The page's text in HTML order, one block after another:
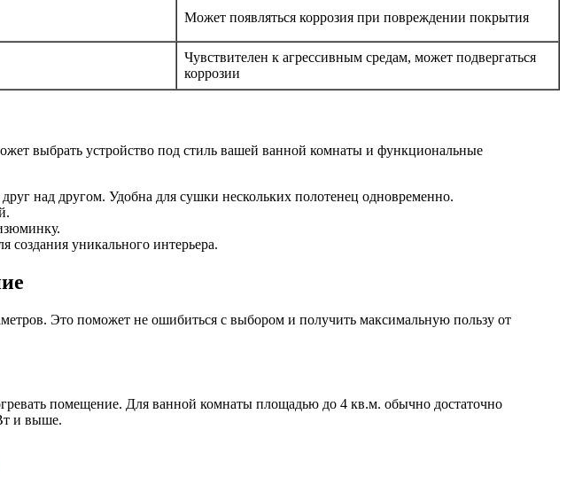
Может появляться коррозия при повреждении покрытия
Чувствителен к агрессивным средам, может подвергаться
коррозии
выбрать устройство под стиль вашей ванной комнаты и функциональные
над другом. Удобна для сушки нескольких полотенец одновременно.
уникального интерьера.
Это поможет не ошибиться с выбором и получить максимальную пользу от
помещение. Для ванной комнаты площадью до 4 кв.м. обычно достаточно
и выше.